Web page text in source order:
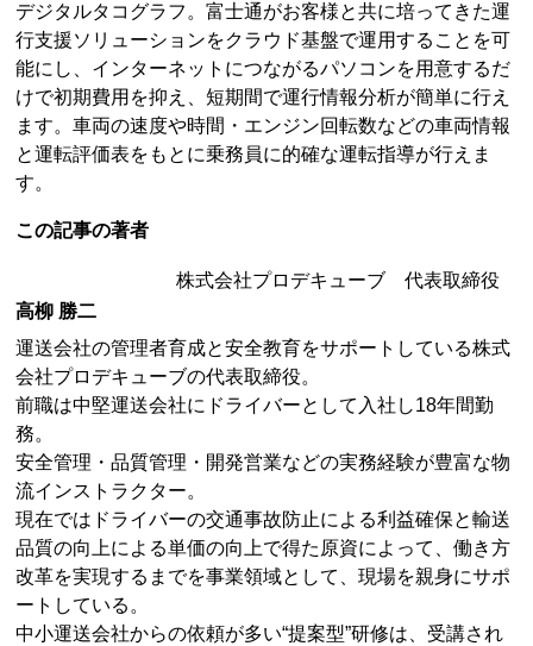
デジタルタコグラフ。富士通がお客様と共に培ってきた運
行支援ソリューションをクラウド基盤で運用することを可
能にし、インターネットにつながるパソコンを用意するだ
けで初期費用を抑え、短期間で運行情報分析が簡単に行え
ます。車両の速度や時間・エンジン回転数などの車両情報
と運転評価表をもとに乗務員に的確な運転指導が行えま
す。
この記事の著者
株式会社プロデキューブ 代表取締役
高柳 勝二
運送会社の管理者育成と安全教育をサポートしている株式
会社プロデキューブの代表取締役。
前職は中堅運送会社にドライバーとして入社し18年間勤
務。
安全管理・品質管理・開発営業などの実務経験が豊富な物
流インストラクター。
現在ではドライバーの交通事故防止による利益確保と輸送
品質の向上による単価の向上で得た原資によって、働き方
改革を実現するまでを事業領域として、現場を親身にサポ
ートしている。
中小運送会社からの依頼が多い“提案型”研修は、受講され